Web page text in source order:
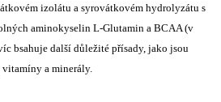
izolátu a syrovátkovém hydrolyzátu s
aminokyselin L-Glutamin a BCAA (v
bsahuje další důležité přísady, jako jsou
a minerály.